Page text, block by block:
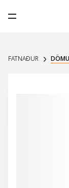
Opna
FATNAÐUR